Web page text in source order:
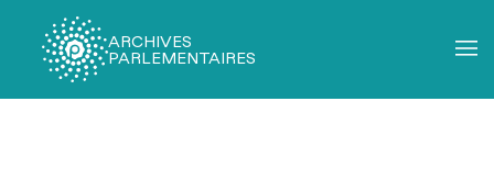
ARCHIVES
PARLEMENTAIRES